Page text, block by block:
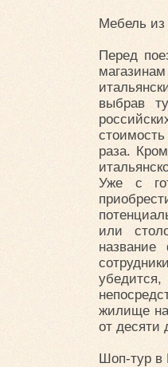
Мебель из
Перед
выбрав
раза.
Уже с
или
жилище на
от десяти
Шоп-тур в